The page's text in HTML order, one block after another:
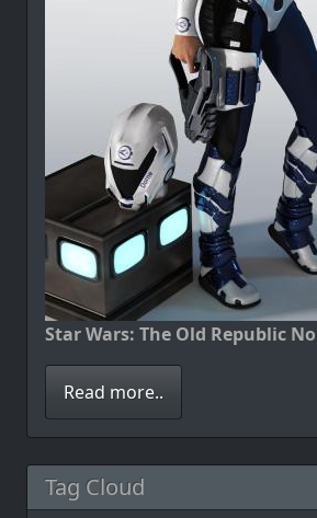
Star Wars: The Old Republic
Read more..
Tag Cloud